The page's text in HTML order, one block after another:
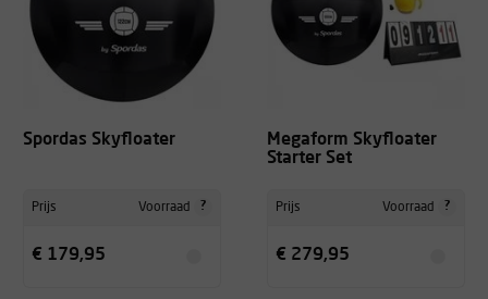
Spordas Skyfloater
Prijs Voorraad ?
€ 179,95
Megaform Skyfloater
Starter Set
Prijs Voorraad ?
€ 279,95